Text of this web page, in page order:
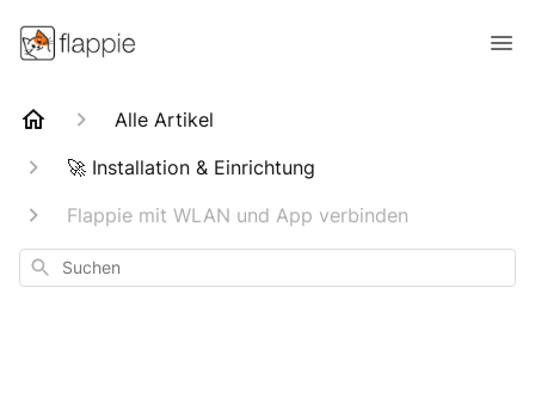
Alle Artikel
🚀 Installation & Einrichtung
Flappie mit WLAN und App verbinden
Suchen